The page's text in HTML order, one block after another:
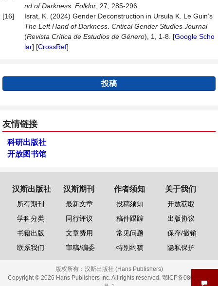
nd of Darkness Folklor , 27, 285-296.
[16]
Israt, K. (2024) Gender Deconstruction in Ursula K. Le Guin’s
The Left Hand of Darkness Critical Gender Studies Journal
(Revista Crítica de Estudios de Género), 1, 1-8. [Google Scho
lar] [CrossRef]
投稿
友情链接
科研出版社
开放图书馆
汉斯出版社
所有期刊
学科分类
书籍出版
联系我们
汉斯期刊
最新文章
同行评议
文章费用
审稿/编委
作者须知
投稿须知
稿件跟踪
常见问题
特别约稿
关于我们
开放获取
出版协议
保存/撤销
隐私保护
版权所有： 汉斯出版社 (Hans Publishers)
Copyright © 2026 Hans Publishers Inc. All rights reserved. 鄂ICP备08006613